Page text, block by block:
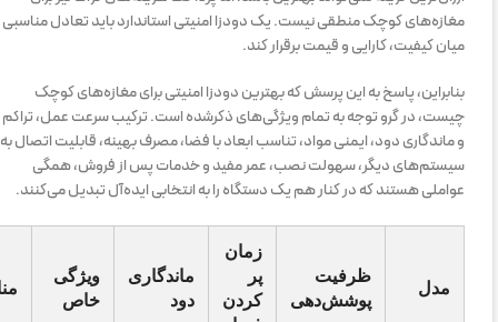
مغازه‌های کوچک منطقی نیست. یک دودزا امنیتی استاندارد باید تعادل مناسبی
میان کیفیت، کارایی و قیمت برقرار کند.
بنابراین، پاسخ به این پرسش که بهترین دودزا امنیتی برای مغازه‌های کوچک
چیست، در گرو توجه به تمام ویژگی‌های ذکرشده است. ترکیب سرعت عمل، تراکم
و ماندگاری دود، ایمنی مواد، تناسب ابعاد با فضا، مصرف بهینه، قابلیت اتصال به
سیستم‌های دیگر، سهولت نصب، عمر مفید و خدمات پس از فروش، همگی
عواملی هستند که در کنار هم یک دستگاه را به انتخابی ایده‌آل تبدیل می‌کنند.
مدل
ظرفیت
پوشش‌دهی
زمان
پر
کردن
ماندگاری
دود
ویژگی
خاص